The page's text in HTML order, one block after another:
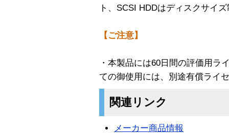
ト、SCSI HDDはディスクサイ
【ご注意】
・本製品には60日間の評価用ラ
ての御使用には、別途有償ライ
関連リンク
メーカー商品情報